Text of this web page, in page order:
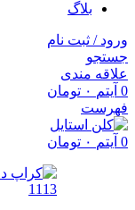
بلاگ
ورود / ثبت نام
جستجو
علاقه مندی
0 آیتم ۰ تومان
فهرست
0 آیتم ۰ تومان